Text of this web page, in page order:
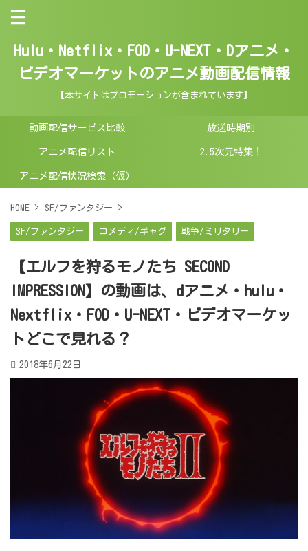
Hulu・Netflix・FOD・U-NEXT・Dアニメ・
ビデオマーケットのアニメ動画配信情報
【本サイトはプロモーションが含まれています】
動画配信サービス比較 放送時期別
アニメ配信リスト 2.5次元特集！
アニメ配信状況検索（仮）
HOME > SF/ファンタジー >
SF/ファンタジー コメディ/ギャグ 戦争/ミリタリー
【エルフを狩るモノたち SECOND
IMPRESSION】の動画は、dアニメ・hulu・
Nextflix・FOD・U-NEXT・ビデオマーケッ
トどこで見れる？
2018年6月22日